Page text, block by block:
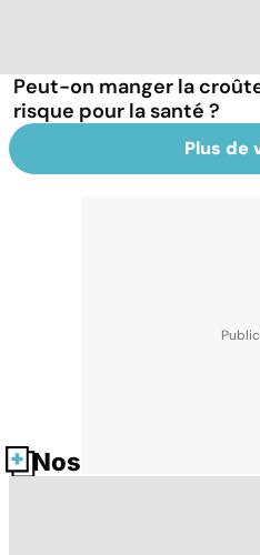
Peut-on manger la
risque pour la santé ?
Plus de
Nos fiches santé